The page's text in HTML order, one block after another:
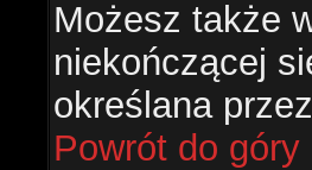
Możesz także
niekończącej
określana
Powrót do góry